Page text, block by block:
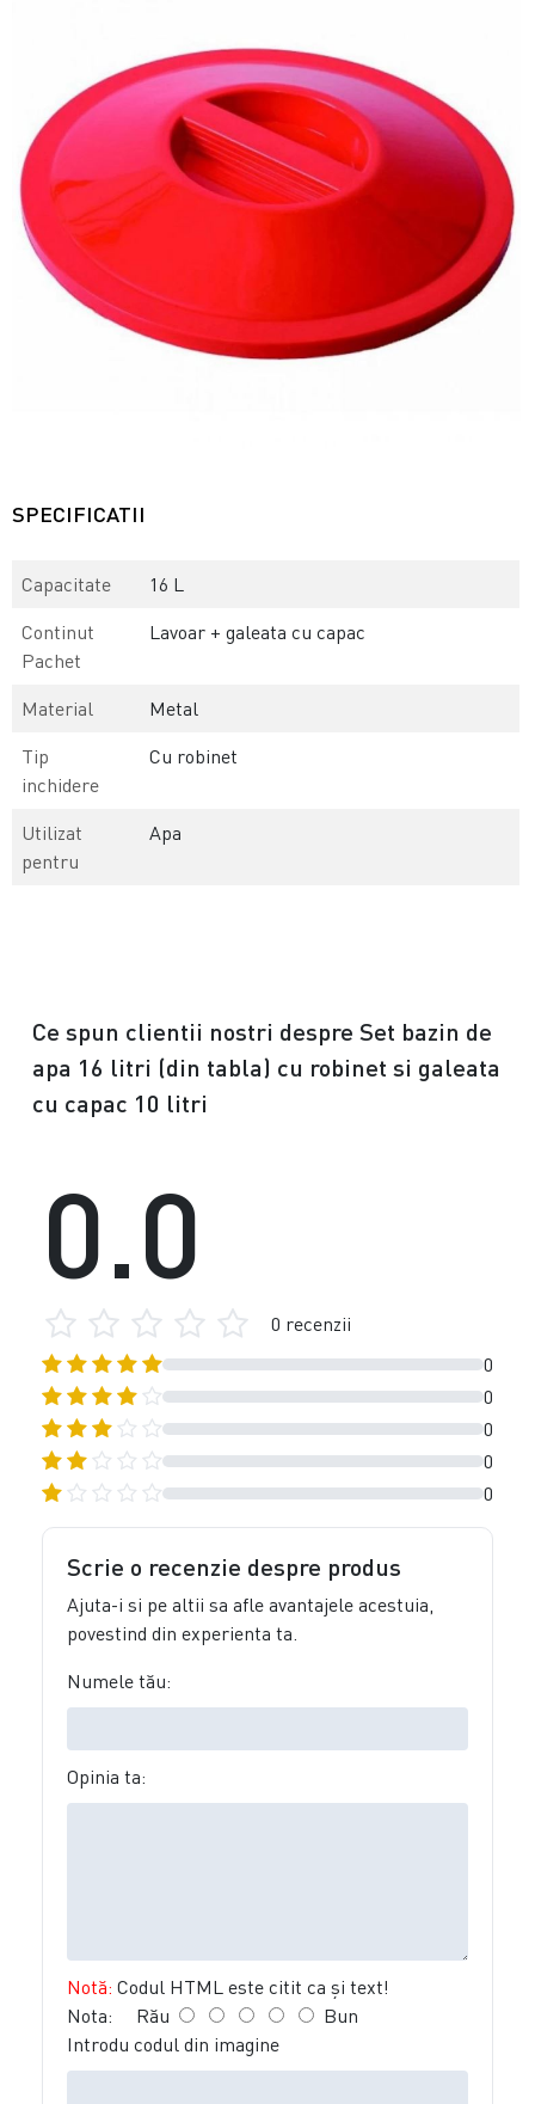
SPECIFICATII
Capacitate
16 L
Continut
Pachet
Lavoar + galeata cu capac
Material
Metal
Tip
inchidere
Cu robinet
Utilizat
pentru
Apa
Ce spun clientii nostri despre Set bazin de
apa 16 litri (din tabla) cu robinet si galeata
cu capac 10 litri
0
0
0
0
0
0.0
0 recenzii
Scrie o recenzie despre produs
Ajuta-i si pe altii sa afle avantajele acestuia,
povestind din experienta ta.
Numele tău:
Opinia ta:
Notă: Codul HTML este citit ca şi text!
Nota: Rău
Bun
Introdu codul din imagine